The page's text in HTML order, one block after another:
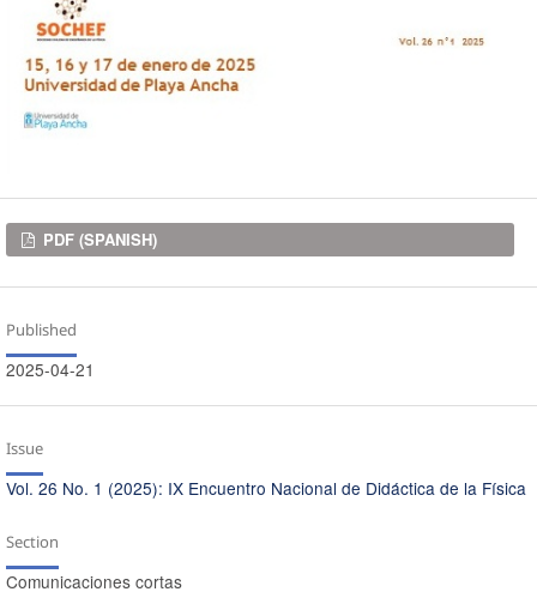
Downloads
PDF (SPANISH)
Published
2025-04-21
Issue
Vol. 26 No. 1 (2025): IX Encuentro Nacional de Didáctica de la Física
Section
Comunicaciones cortas